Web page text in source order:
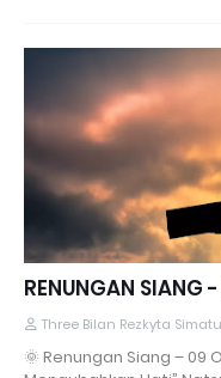
RENUNGAN SIANG
Three Bilan Rezkyta
🌞 Renungan Siang – 09